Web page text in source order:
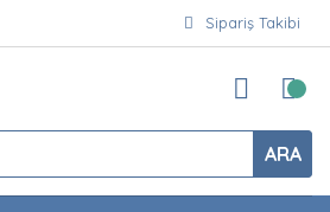
Sipariş Takibi
ARA